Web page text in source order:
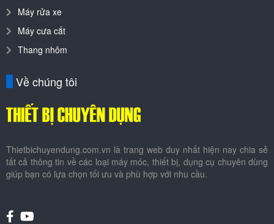
Máy rửa xe
Máy cưa cắt
Thang nhôm
Về chúng tôi
Thietbichuyendung.com.vn là trang web duy nhất hiện nay chia sẻ
tất cả thông tin về các loại máy móc, thiết bị, dụng cụ chuyên dùng
giúp bạn có lựa chọn tối ưu và phù hợp với nhu cầu.